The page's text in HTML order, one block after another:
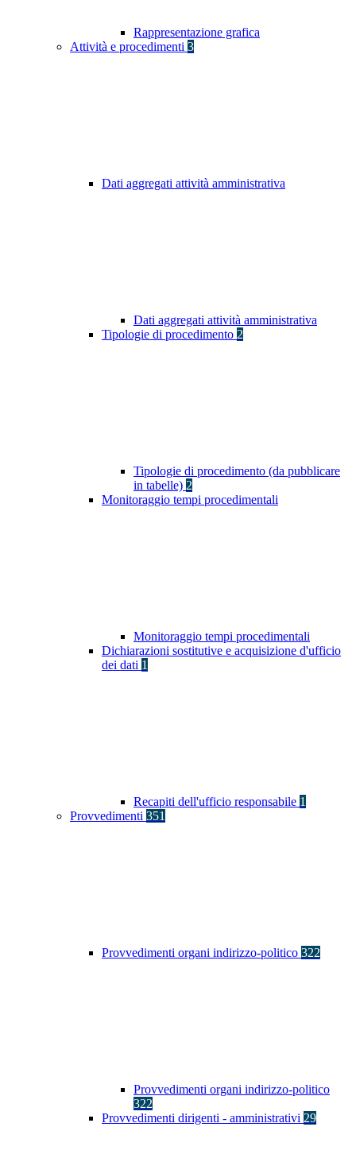
Rappresentazione grafica
Attività e procedimenti 3
Dati aggregati attività amministrativa
Dati aggregati attività amministrativa
Tipologie di procedimento 2
Tipologie di procedimento (da pubblicare
in tabelle) 2
Monitoraggio tempi procedimentali
Monitoraggio tempi procedimentali
Dichiarazioni sostitutive e acquisizione d'ufficio
dei dati 1
Recapiti dell'ufficio responsabile 1
Provvedimenti 351
Provvedimenti organi indirizzo-politico 322
Provvedimenti organi indirizzo-politico
322
Provvedimenti dirigenti - amministrativi 29